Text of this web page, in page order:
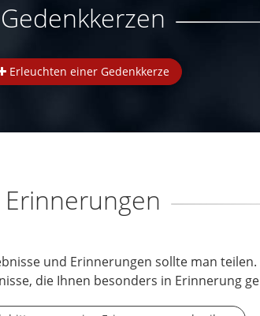
Gedenkkerzen
Erleuchten einer Gedenkkerze
Erinnerungen
und Erinnerungen sollte man teilen.
die Ihnen besonders in Erinnerung